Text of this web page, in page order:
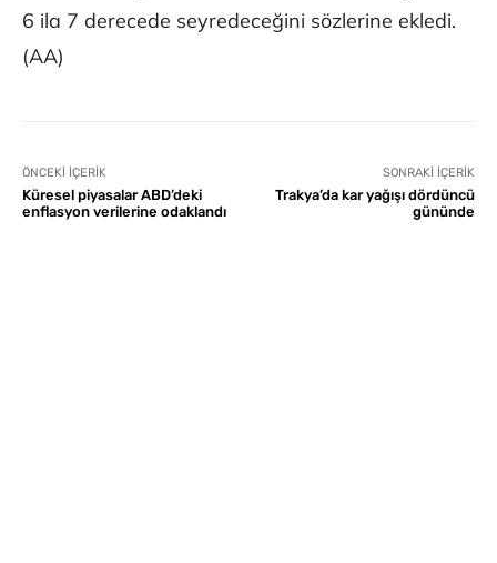
6 ila 7 derecede seyredeceğini sözlerine ekledi.
(AA)
ÖNCEKI İÇERIK
Küresel piyasalar ABD’deki
enflasyon verilerine odaklandı
SONRAKI İÇERIK
Trakya’da kar yağışı dördüncü
gününde